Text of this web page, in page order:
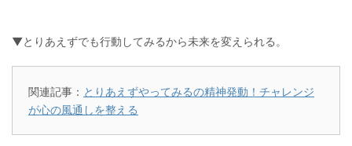
▼とりあえずでも行動してみるから未来を変えられる。
関連記事： とりあえずやってみるの精神発動！チャレンジ
が心の風通しを整える